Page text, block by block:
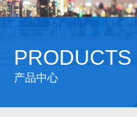
PRODUCTS
产品中心